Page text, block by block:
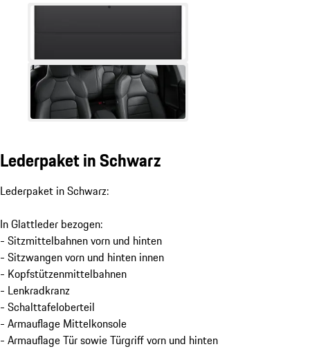
Lederpaket in Schwarz
Lederpaket in Schwarz:
In Glattleder bezogen:
- Sitzmittelbahnen vorn und hinten
- Sitzwangen vorn und hinten innen
- Kopfstützenmittelbahnen
- Lenkradkranz
- Schalttafeloberteil
- Armauflage Mittelkonsole
- Armauflage Tür sowie Türgriff vorn und hinten